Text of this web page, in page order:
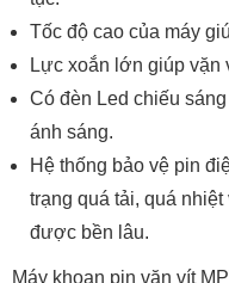
Tốc độ cao của máy
Lực xoắn lớn giúp vặn
Có đèn Led chiếu
ánh sáng.
Hệ thống bảo vệ pin
trạng quá tải, quá
được bền lâu.
Máy khoan pin vặn vít